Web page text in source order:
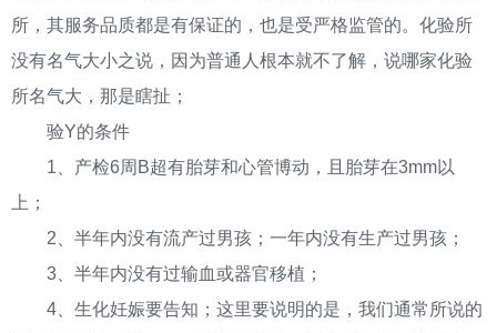
所，其服务品质都是有保证的，也是受严格监管的。化验所
没有名气大小之说，因为普通人根本就不了解，说哪家化验
所名气大，那是瞎扯；
验Y的条件
1、产检6周B超有胎芽和心管博动，且胎芽在3mm以
上；
2、半年内没有流产过男孩；一年内没有生产过男孩；
3、半年内没有过输血或器官移植；
4、生化妊娠要告知；这里要说明的是，我们通常所说的